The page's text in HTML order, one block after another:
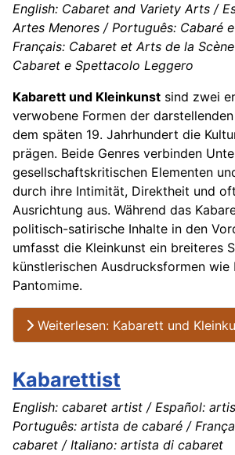
English: Cabaret and Variety Arts /
Artes Menores / Português: Cabaré
Français: Cabaret et Arts de la
Cabaret e Spettacolo Leggero
Kabarett und Kleinkunst sind zwei
verwobene Formen der
dem späten 19. Jahrhundert die
prägen. Beide Genres verbinden
gesellschaftskritischen Elementen
durch ihre Intimität, Direktheit und
Ausrichtung aus. Während das
politisch-satirische Inhalte in den
umfasst die Kleinkunst ein breiteres
künstlerischen Ausdrucksformen wie
Pantomime.
Weiterlesen: Kabarett und
Kabarettist
English: cabaret artist / Español:
Português: artista de cabaré /
cabaret / Italiano: artista di cabaret